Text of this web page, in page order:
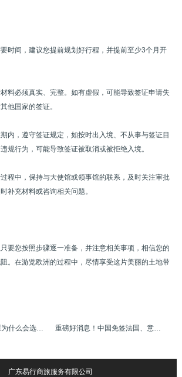
时间，建议您提前规划好行程，并提前至少3个月开
料必须真实、完整。如有虚假，可能导致签证申请失
他国家的签证。
内，遵守签证规定，如按时出入境、不从事与签证目
规行为，可能导致签证被取消或被拒绝入境。
程中，保持与大使馆或领事馆的联系，及时关注审批
补充材料或咨询相关问题。
要您按照步骤逐一准备，并注意相关事项，相信您的
。在游览欧洲的过程中，尽情享受这片美丽的土地带
择机票代理预定 重磅好消息！中国免签法国、意大利等6个国家，出国旅游更轻松！
广东易行商旅服务有限公司